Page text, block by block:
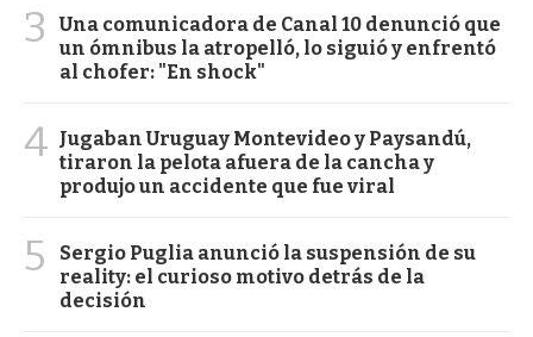
3
Una comunicadora de Canal 10 denunció que
un ómnibus la atropelló, lo siguió y enfrentó
al chofer: "En shock"
4 Jugaban Uruguay Montevideo y Paysandú,
tiraron la pelota afuera de la cancha y
produjo un accidente que fue viral
5
Sergio Puglia anunció la suspensión de su
reality: el curioso motivo detrás de la
decisión